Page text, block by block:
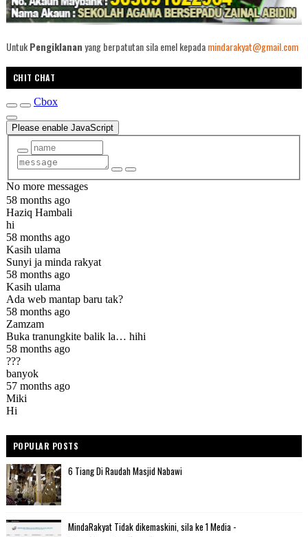
UntukPengiklananyang berpatutan sila emel kepadamindarakyat@gmail.com
CHIT CHAT
POPULAR POSTS
6 Tiang Di Raudah Masjid Nabawi
MindaRakyat Tidak dikemaskini, sila ke 1 Media -